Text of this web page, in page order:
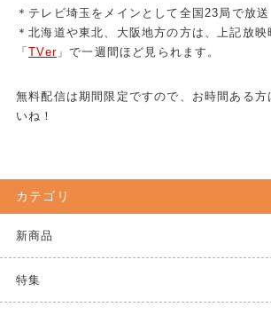
＊テレビ埼玉をメインとして全国23局で放送
＊北海道や東北、大阪地方の方は、上記放
「TVer」で一週間ほど見られます。
無料配信は期間限定ですので、お時間ある方
いね！
カテゴリ
新商品
特集